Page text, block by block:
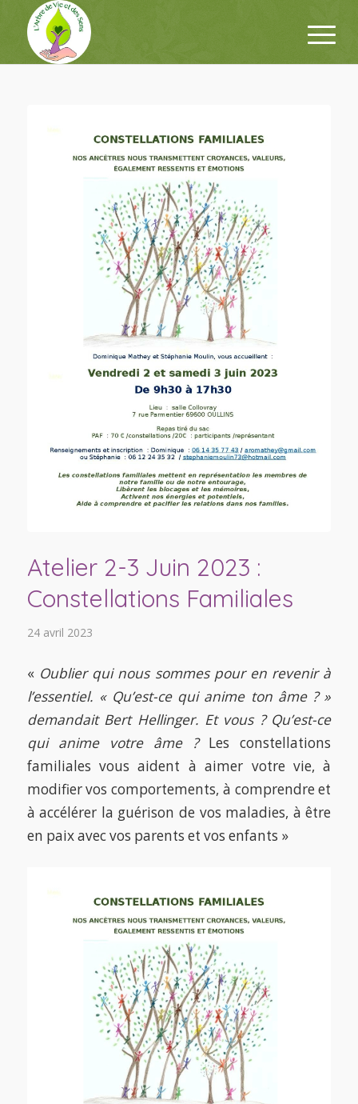
Atelier 2-3 Juin 2023 :
Constellations Familiales
24 avril 2023
« Oublier qui nous sommes pour en revenir à
l’essentiel. « Qu’est-ce qui anime ton âme ? »
demandait Bert Hellinger. Et vous ? Qu’est-ce
qui anime votre âme ?Les constellations
familiales vous aident à aimer votre vie, à
modifier vos comportements, à comprendre et
à accélérer la guérison de vos maladies, à être
en paix avec vos parents et vos enfants »